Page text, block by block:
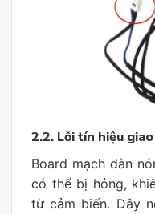
2.2. Lỗi tín hiệu
Board mạch dàn
có thể bị hỏng,
từ cảm biến. Dây